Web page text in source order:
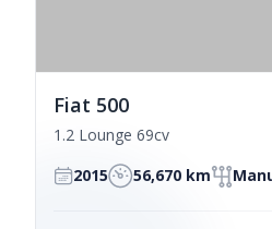
Fiat 500
1.2 Lounge 69cv
2015
56,670 km